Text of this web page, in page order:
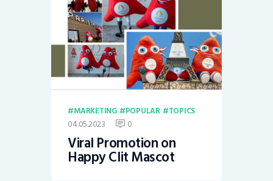
MARKETING POPULAR TOPICS
04.05.2023 0
Viral Promotion on
Happy Clit Mascot